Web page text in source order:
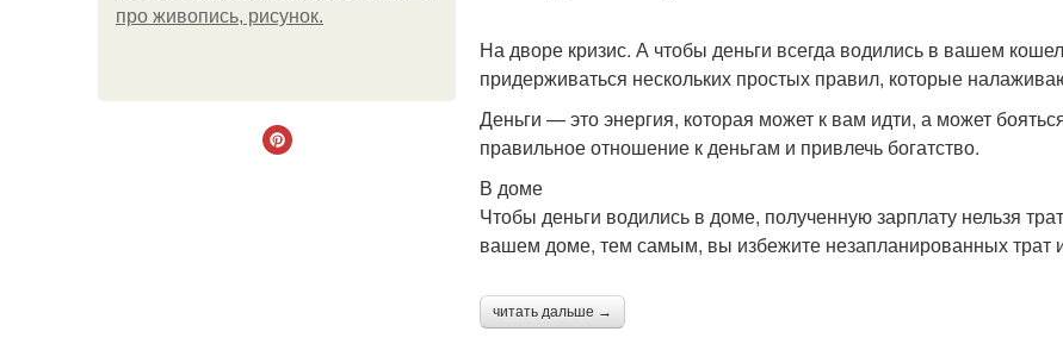
про живопись, рисунок.
На дворе кризис. А чтобы деньги всегда водились в вашем
придерживаться нескольких простых правил, которые
Деньги — это энергия, которая может к вам идти, а может
правильное отношение к деньгам и привлечь богатство.
В доме
Чтобы деньги водились в доме, полученную зарплату нельзя
вашем доме, тем самым, вы избежите незапланированных трат
читать дальше →